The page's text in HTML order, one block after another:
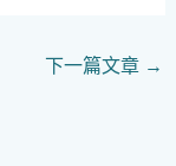
下一篇文章 →